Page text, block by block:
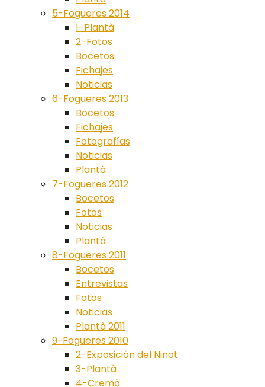
5-Fogueres 2014
1-Plantà
2-Fotos
Bocetos
Fichajes
Noticias
6-Fogueres 2013
Bocetos
Fichajes
Fotografías
Noticias
Plantà
7-Fogueres 2012
Bocetos
Fotos
Noticias
Plantà
8-Fogueres 2011
Bocetos
Entrevistas
Fotos
Noticias
Plantà 2011
9-Fogueres 2010
2-Exposición del Ninot
3-Plantà
4-Cremà